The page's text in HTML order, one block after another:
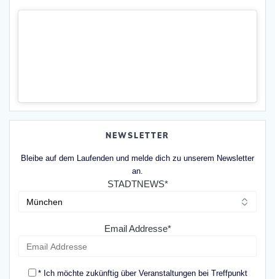
NEWSLETTER
Bleibe auf dem Laufenden und melde dich zu unserem Newsletter
an.
STADTNEWS*
Email Addresse*
* Ich möchte zukünftig über Veranstaltungen bei Treffpunkt